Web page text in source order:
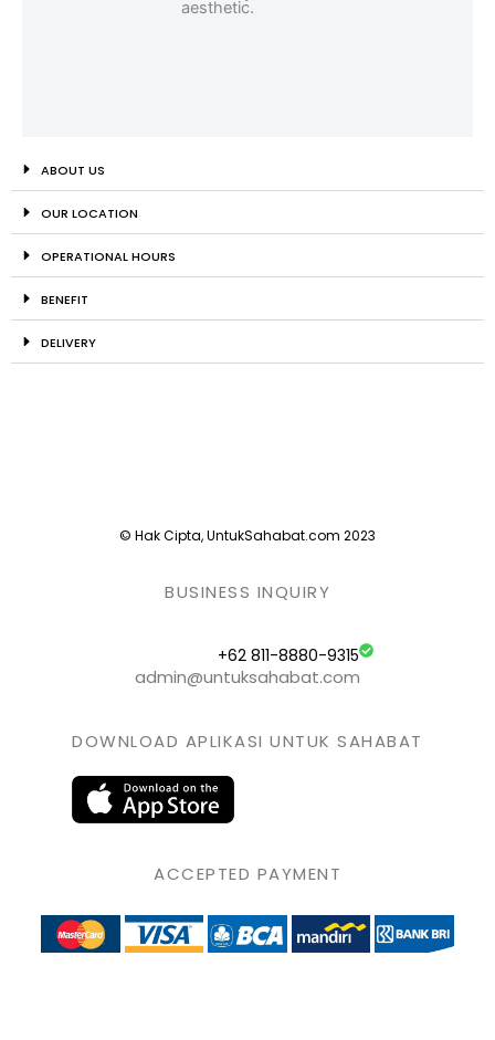
ABOUT US
OUR LOCATION
OPERATIONAL HOURS
BENEFIT
DELIVERY
© Hak Cipta, UntukSahabat.com 2023
BUSINESS INQUIRY
+62 811-8880-9315
admin@untuksahabat.com
DOWNLOAD APLIKASI UNTUK SAHABAT
ACCEPTED PAYMENT